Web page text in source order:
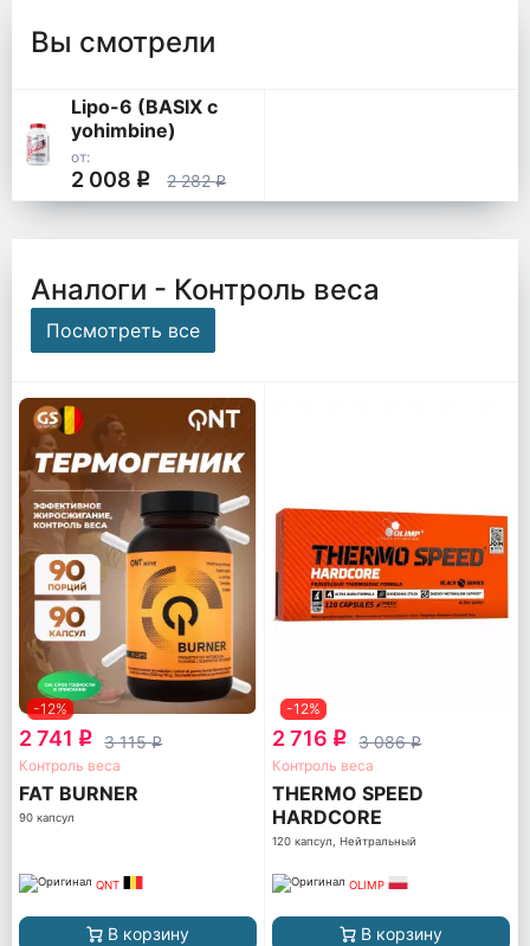
Вы смотрели
Lipo-6 (BASIX с
yohimbine)
от:
2 008 q 2 282q
Аналоги - Контроль веса
Посмотреть все
-12%
2 741 q 3 115q
Контроль веса
FAT BURNER
90 капсул
QNT
В корзину
-12%
2 716 q 3 086q
Контроль веса
THERMO SPEED
HARDCORE
120 капсул, Нейтральный
OLIMP
В корзину